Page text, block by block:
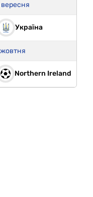
Україна
Northern Ireland